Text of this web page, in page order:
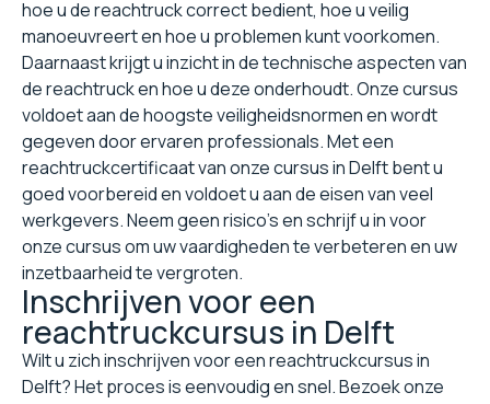
hoe u de reachtruck correct bedient, hoe u veilig
manoeuvreert en hoe u problemen kunt voorkomen.
Daarnaast krijgt u inzicht in de technische aspecten van
de reachtruck en hoe u deze onderhoudt. Onze cursus
voldoet aan de hoogste veiligheidsnormen en wordt
gegeven door ervaren professionals. Met een
reachtruckcertificaat van onze cursus in Delft bent u
goed voorbereid en voldoet u aan de eisen van veel
werkgevers. Neem geen risico's en schrijf u in voor
onze cursus om uw vaardigheden te verbeteren en uw
inzetbaarheid te vergroten.
Inschrijven voor een
reachtruckcursus in Delft
Wilt u zich inschrijven voor een reachtruckcursus in
Delft? Het proces is eenvoudig en snel. Bezoek onze